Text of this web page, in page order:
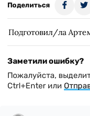
Поделиться
Подготовил/ла
Заметили ошибку?
Пожалуйста,
Ctrl+Enter или